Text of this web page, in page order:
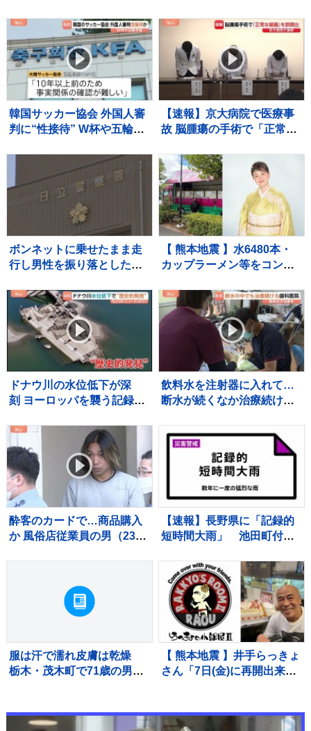
超える売上高も…大手との
競争やコロナ禍の影響で赤
字に 福井市 【東京商工リサ
ーチ】
過去には納税者から約1億
5000万円受け取りも 詐欺な
どの疑いで刑事告発
韓国サッカー協会 外国人審
判に“性接待” W杯や五輪の
で10人余に対し JNN報告書
【速報】京大病院で医療事
故 脳腫瘍の手術で「正常な
性患者は自発呼吸できず
ボンネットに乗せたまま走
行し男性を振り落とした疑
県職員（48）を逮捕
【 熊本地震 】水6480本・
カップラーメン等をコンサ
ちをお届け」 顔付きトラ
ックにためらいも〝自分の
ことを言ってる場合ではな
ドナウ川の水位低下が深
刻 ヨーロッパを襲う記録的
り… 一方で思わぬ“歴史的
発見”も
飲料水を注射器に入れて…
断水が続くなか治療続ける
けない状況が続くと「誤嚥
性肺炎」リスク高まり、最
悪死亡のケースも【熊本地
震から10日】
酔客のカードで…商品購入
か 風俗店従業員の男（23）
複数枚 警視庁
【速報】長野県に「記録的
短時間大雨」 池田町付近
な雨 災害警戒 7日18:23時
点
服は汗で濡れ皮膚は乾燥
栃木・茂木町で71歳の男性
【 熊本地震 】井手らっきょ
さん「7日(金)に再開出来ま